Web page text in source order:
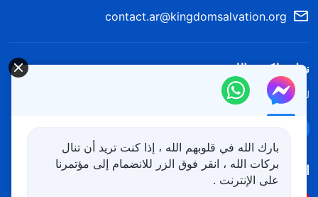
contact.ar@kingdomsalvation.org
نزل ملكوت الله.
لقد نزلت المملكة بالفعل إلى الأرض! هل تريد دخوله؟
بارك الله في قلوبهم الله ، إذا كنت تريد أن تنال
بركات الله ، انقر فوق الزر للانضمام إلى مؤتمرنا
على الإنترنت .